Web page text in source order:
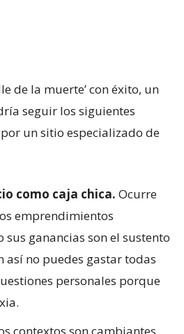
de la muerte’ con éxito, un
seguir los siguientes
un sitio especializado de
como caja chica. Ocurre
emprendimientos
ganancias son el sustento
así no puedes gastar todas
personales porque